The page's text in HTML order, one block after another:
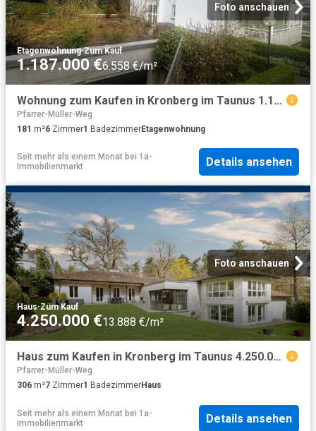
Foto anschauen
Etagenwohnung·Zum Kauf
1.187.000 €6.558 €/m²
Wohnung zum Kaufen in Kronberg im Taunus 1.187.000,00 EUR 181.95 m²
Pfarrer-Müller-Weg
181 m²6 Zimmer1 BadezimmerEtagenwohnung
Seit mehr als einem Monat bei 1a-
Immobilienmarkt
Details ansehen
Foto anschauen
Haus·Zum Kauf
4.250.000 €13.888 €/m²
Haus zum Kaufen in Kronberg im Taunus 4.250.000,00 EUR 306 m²
Pfarrer-Müller-Weg
306 m²7 Zimmer1 BadezimmerHaus
Seit mehr als einem Monat bei 1a-
Immobilienmarkt
Details ansehen